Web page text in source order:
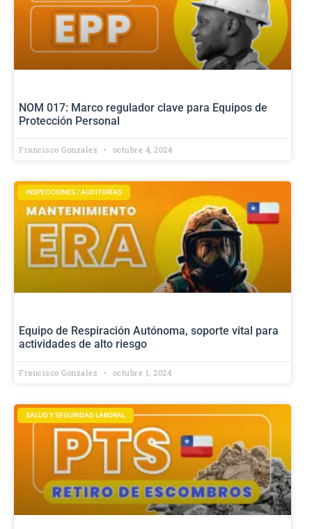
NOM 017: Marco regulador clave para Equipos de
Protección Personal
Francisco Gonzalez octubre 4, 2024
INSPECCIONES / AUDITORÍAS
Equipo de Respiración Autónoma, soporte vital para
actividades de alto riesgo
Francisco Gonzalez octubre 1, 2024
SALUD Y SEGURIDAD LABORAL